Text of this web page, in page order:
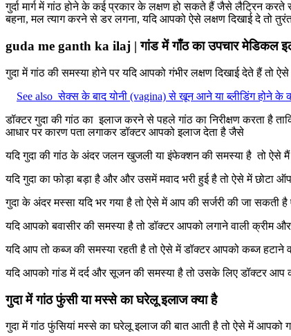
गुर्दा मार्ग में गांठ होने के कई प्रकार के लक्षण हो सकते हैं जैसे लैट्रिन
बहना, मल त्याग करने से डर लगना, यदि आपको ऐसे लक्षण दिखाई दे तो
guda me ganth ka ilaj | गांड में गाँठ का उपचार मेडिकल
गुदा में गांठ की समस्या होने पर यदि आपको गंभीर लक्षण दिखाई देते हैं तो
See also सेक्स के बाद योनी (vagina) से खून आने या ब्लीडिंग होने के
डॉक्टर गुदा की गांठ का इलाज करने से पहले गांठ का निरीक्षण करता है
आधार पर कारण पता लगाकर डॉक्टर आपको इलाज देता है जैसे
यदि गुदा की गांठ के अंदर जलन खुजली या इंफेक्शन की समस्या है तो ऐसे
यदि गुदा का फोड़ा बड़ा है और और उसमें मवाद भरी हुई है तो ऐसे में छोटा
गुदा के अंदर मस्सा यदि भर गया है तो ऐसे में आप की सर्जरी की जा सकती
यदि आपको बवासीर की समस्या है तो डॉक्टर आपको लगाने वाली क्रीम
यदि आप तो कब्ज की समस्या रहती है तो ऐसे में डॉक्टर आपको कब्ज हटाने
यदि आपको गांड में दर्द और सूजन की समस्या है तो उसके लिए डॉक्टर आप
गुदा में गांठ फुंसी या मस्से का घरेलू इलाज क्या है
गुदा में गांठ फुंसियां मस्से का घरेलू इलाज की बात आती है तो ऐसे में